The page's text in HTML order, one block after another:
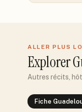
ALLER PLUS
Explorer
Autres récits,
Fiche